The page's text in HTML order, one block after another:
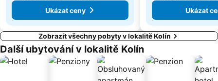
Ukázat ceny
Ukázat
Zobrazit všechny pobyty v lokalitě Kolín
Další ubytování v lokalitě Kolín